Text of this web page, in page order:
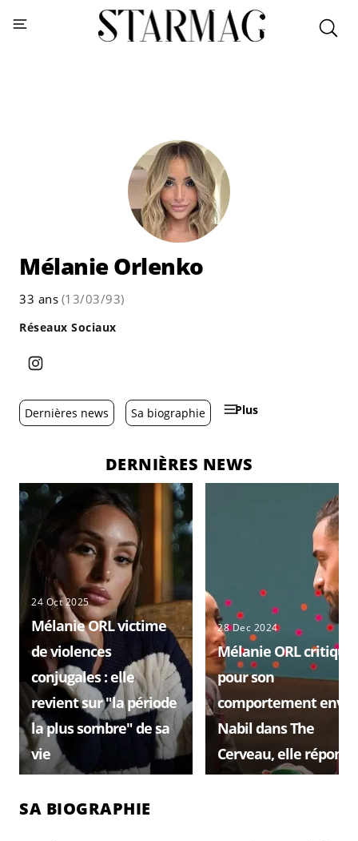
Mélanie Orlenko
33 ans (13/03/93)
Réseaux Sociaux
Dernières news Sa biographie Plus
DERNIÈRES NEWS
24 Oct 2025
Mélanie ORL victime
de violences
conjugales : elle
revient sur "la période
la plus sombre" de sa
vie
28 Dec 2024
Mélanie ORL
pour son
comportement
Nabil dans The
Cerveau, elle répond !
SA BIOGRAPHIE